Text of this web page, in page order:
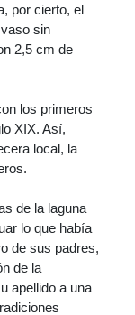
por cierto, el
sin
2,5 cm de
los primeros
XIX. Así,
local, la
de la laguna
lo que había
de sus padres,
de la
apellido a una